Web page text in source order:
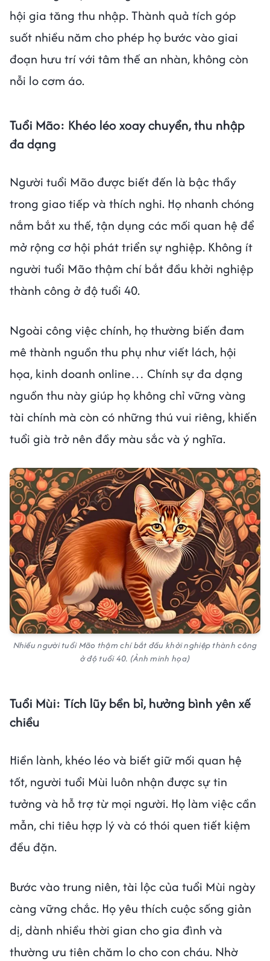
hội gia tăng thu nhập. Thành quả tích góp
suốt nhiều năm cho phép họ bước vào giai
đoạn hưu trí với tâm thế an nhàn, không còn
nỗi lo cơm áo.
Tuổi Mão: Khéo léo xoay chuyển, thu nhập
đa dạng
Người tuổi Mão được biết đến là bậc thầy
trong giao tiếp và thích nghi. Họ nhanh chóng
nắm bắt xu thế, tận dụng các mối quan hệ để
mở rộng cơ hội phát triển sự nghiệp. Không ít
người tuổi Mão thậm chí bắt đầu khởi nghiệp
thành công ở độ tuổi 40.
Ngoài công việc chính, họ thường biến đam
mê thành nguồn thu phụ như viết lách, hội
họa, kinh doanh online… Chính sự đa dạng
nguồn thu này giúp họ không chỉ vững vàng
tài chính mà còn có những thú vui riêng, khiến
tuổi già trở nên đầy màu sắc và ý nghĩa.
Nhiều người tuổi Mão thậm chí bắt đầu khởi nghiệp thành công
ở độ tuổi 40. (Ảnh minh họa)
Tuổi Mùi: Tích lũy bền bỉ, hưởng bình yên xế
chiều
Hiền lành, khéo léo và biết giữ mối quan hệ
tốt, người tuổi Mùi luôn nhận được sự tin
tưởng và hỗ trợ từ mọi người. Họ làm việc cần
mẫn, chi tiêu hợp lý và có thói quen tiết kiệm
đều đặn.
Bước vào trung niên, tài lộc của tuổi Mùi ngày
càng vững chắc. Họ yêu thích cuộc sống giản
dị, dành nhiều thời gian cho gia đình và
thường ưu tiên chăm lo cho con cháu. Nhờ